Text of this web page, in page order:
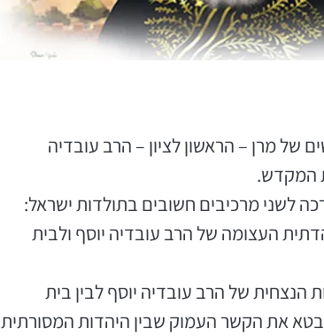
של מרן – הראשון לציון – הרב עובדיה
המקדש.
לשני מרכיבים חשובים בתולדות ישראל:
העצומה של הרב עובדיה יוסף ולבית
הנצחית של הרב עובדיה יוסף לבין בית
את הקשר העמוק שבין היהדות המסורתית